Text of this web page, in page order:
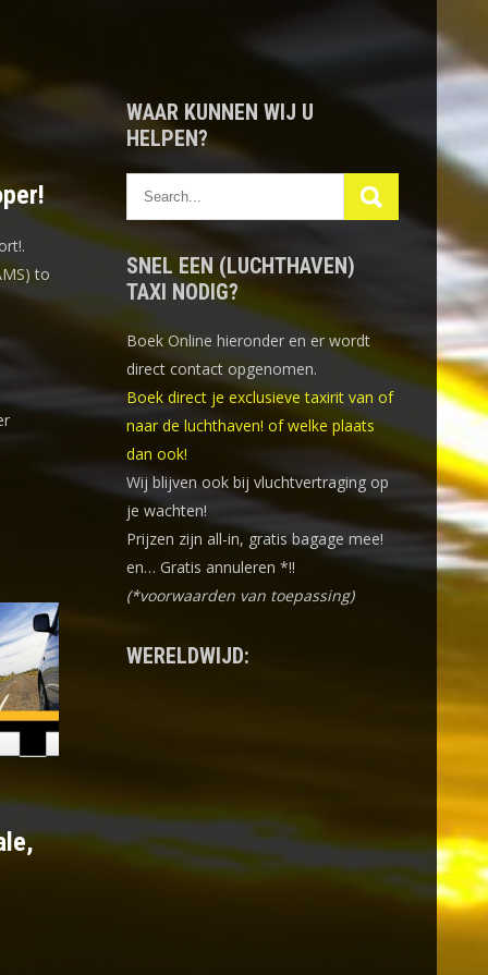
.
to
WAAR KUNNEN WIJ U
HELPEN?
SNEL EEN (LUCHTHAVEN)
TAXI NODIG?
Boek Online hieronder en er wordt
direct contact opgenomen.
Boek direct je exclusieve taxirit van of
naar de luchthaven! of welke plaats
dan ook!
Wij blijven ook bij vluchtvertraging op
je wachten!
Prijzen zijn all-in, gratis bagage mee!
en… Gratis annuleren *!!
(*voorwaarden van toepassing)
WERELDWIJD: